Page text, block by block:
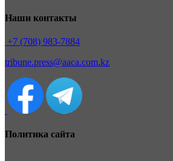
Наши контакты
+7 (708) 983-7884
tribune.press@aaca.com.kz
Политика сайта